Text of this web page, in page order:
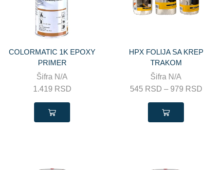
COLORMATIC 1K EPOXY
PRIMER
Šifra N/A
1.419 RSD
HPX FOLIJA SA KREP
TRAKOM
Šifra N/A
545 RSD – 979 RSD